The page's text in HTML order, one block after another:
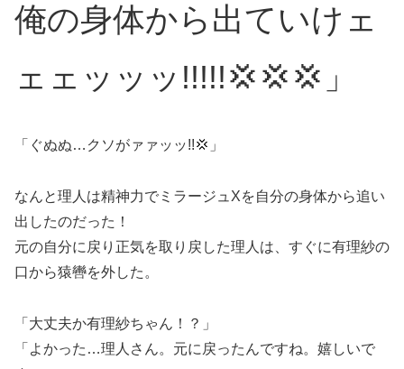
俺の身体から出ていけェ
ェェッッッ!!!!!💢💢💢」
「ぐぬぬ…クソがァァッッ!!💢」
なんと理人は精神力でミラージュXを自分の身体から追い
出したのだった！
元の自分に戻り正気を取り戻した理人は、すぐに有理紗の
口から猿轡を外した。
「大丈夫か有理紗ちゃん！？」
「よかった…理人さん。元に戻ったんですね。嬉しいで